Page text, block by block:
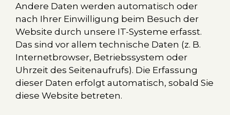
Andere Daten werden automatisch oder
nach Ihrer Einwilligung beim Besuch der
Website durch unsere IT-Systeme erfasst.
Das sind vor allem technische Daten (z. B.
Internetbrowser, Betriebssystem oder
Uhrzeit des Seitenaufrufs). Die Erfassung
dieser Daten erfolgt automatisch, sobald Sie
diese Website betreten.